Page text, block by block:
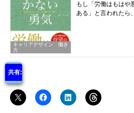
キャリアデザイン 働き
方
もし「労働はもはや
ある」と言われたら
共有: